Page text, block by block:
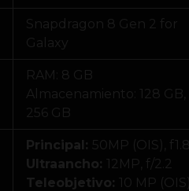
Snapdragon 8 Gen 2 for
Galaxy
RAM: 8 GB
Almacenamiento: 128 GB,
256 GB
Principal: 50MP (OIS), f1.8
Ultraancho: 12MP, f/2.2
Teleobjetivo: 10 MP (OIS),